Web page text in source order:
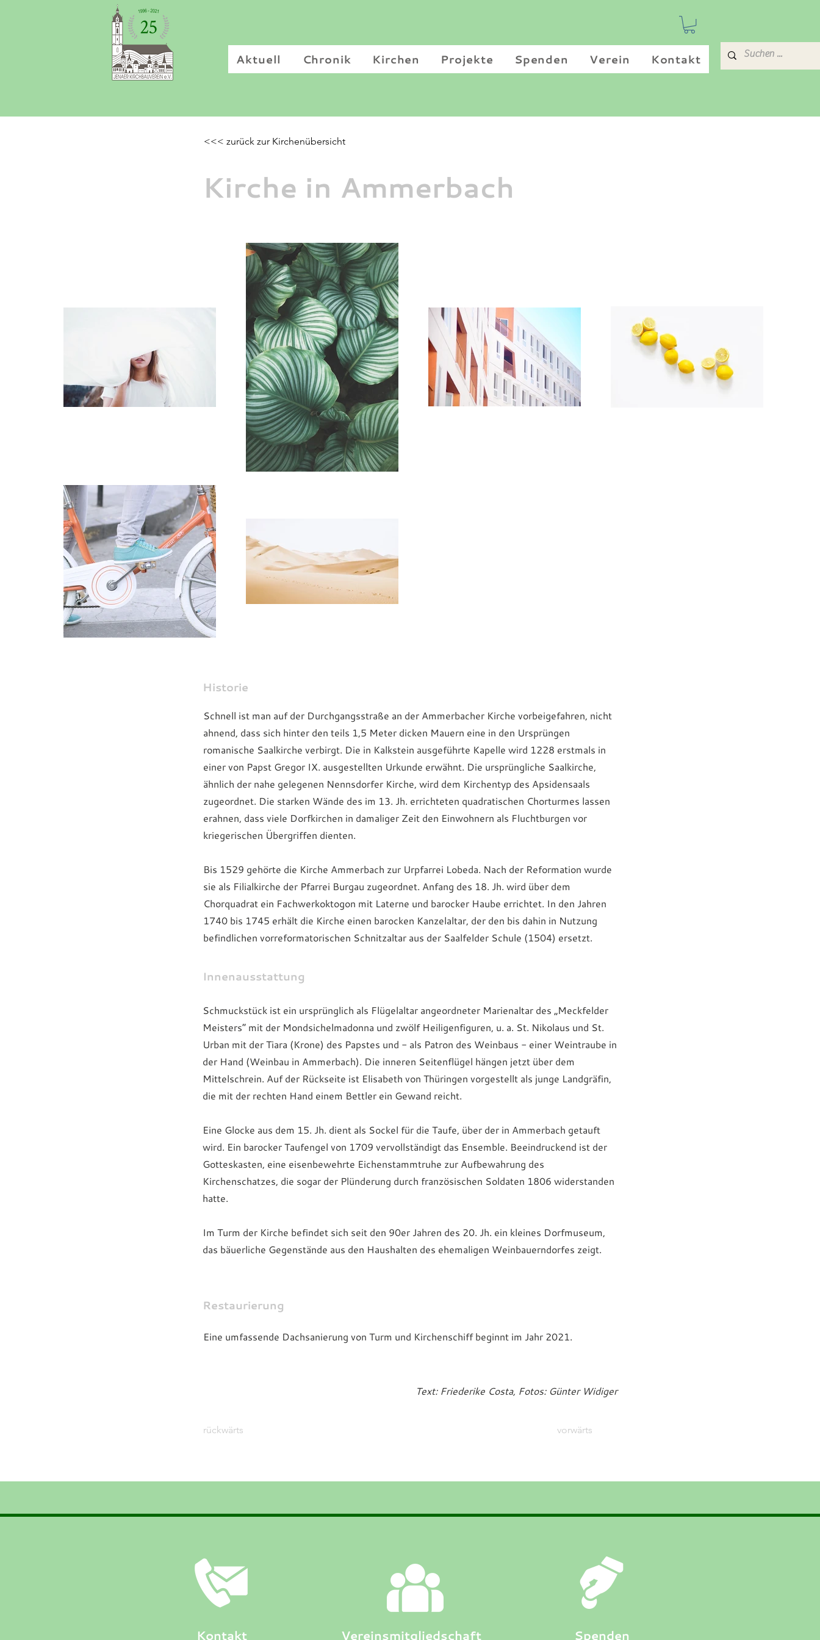
Aktuell Chronik Kirchen Projekte Spenden Verein Kontakt
<<< zurück zur Kirchenübersicht
Kirche in Ammerbach
Historie
Schnell ist man auf der Durchgangsstraße an der Ammerbacher Kirche vorbeigefahren, nicht
ahnend, dass sich hinter den teils 1,5 Meter dicken Mauern eine in den Ursprüngen
romanische Saalkirche verbirgt. Die in Kalkstein ausgeführte Kapelle wird 1228 erstmals in
einer von Papst Gregor IX. ausgestellten Urkunde erwähnt. Die ursprüngliche Saalkirche,
ähnlich der nahe gelegenen Nennsdorfer Kirche, wird dem Kirchentyp des Apsidensaals
zugeordnet. Die starken Wände des im 13. Jh. errichteten quadratischen Chorturmes lassen
erahnen, dass viele Dorfkirchen in damaliger Zeit den Einwohnern als Fluchtburgen vor
kriegerischen Übergriffen dienten.
Bis 1529 gehörte die Kirche Ammerbach zur Urpfarrei Lobeda. Nach der Reformation wurde
sie als Filialkirche der Pfarrei Burgau zugeordnet. Anfang des 18. Jh. wird über dem
Chorquadrat ein Fachwerkoktogon mit Laterne und barocker Haube errichtet. In den Jahren
1740 bis 1745 erhält die Kirche einen barocken Kanzelaltar, der den bis dahin in Nutzung
befindlichen vorreformatorischen Schnitzaltar aus der Saalfelder Schule (1504) ersetzt.
Innenausstattung
Schmuckstück ist ein ursprünglich als Flügelaltar angeordneter Marienaltar des „Meckfelder
Meisters“ mit der Mondsichelmadonna und zwölf Heiligenfiguren, u. a. St. Nikolaus und St.
Urban mit der Tiara (Krone) des Papstes und - als Patron des Weinbaus - einer Weintraube in
der Hand (Weinbau in Ammerbach). Die inneren Seitenflügel hängen jetzt über dem
Mittelschrein. Auf der Rückseite ist Elisabeth von Thüringen vorgestellt als junge Landgräfin,
die mit der rechten Hand einem Bettler ein Gewand reicht.
Eine Glocke aus dem 15. Jh. dient als Sockel für die Taufe, über der in Ammerbach getauft
wird. Ein barocker Taufengel von 1709 vervollständigt das Ensemble. Beeindruckend ist der
Gotteskasten, eine eisenbewehrte Eichenstammtruhe zur Aufbewahrung des
Kirchenschatzes, die sogar der Plünderung durch französischen Soldaten 1806 widerstanden
hatte.
Im Turm der Kirche befindet sich seit den 90er Jahren des 20. Jh. ein kleines Dorfmuseum,
das bäuerliche Gegenstände aus den Haushalten des ehemaligen Weinbauerndorfes zeigt.
Restaurierung
Eine umfassende Dachsanierung von Turm und Kirchenschiff beginnt im Jahr 2021.
Text: Friederike Costa, Fotos: Günter Widiger
rückwärts vorwärts
Kontakt Vereinsmitgliedschaft Spenden